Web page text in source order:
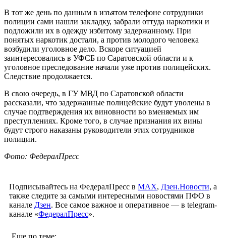
В тот же день по данным в изъятом телефоне сотрудники
полиции сами нашли закладку, забрали оттуда наркотики и
подложили их в одежду избитому задержанному. При
понятых наркотик достали, а против молодого человека
возбудили уголовное дело. Вскоре ситуацией
заинтересовались в УФСБ по Саратовской области и к
уголовное преследование начали уже против полицейских.
Следствие продолжается.
В свою очередь, в ГУ МВД по Саратовской области
рассказали, что задержанные полицейские будут уволены в
случае подтверждения их виновности во вменяемых им
преступлениях. Кроме того, в случае признания их вины
будут строго наказаны руководители этих сотрудников
полиции.
Фото: ФедералПресс
Подписывайтесь на ФедералПресс в МАХ, Дзен.Новости, а
также следите за самыми интересными новостями ПФО в
канале Дзен. Все самое важное и оперативное — в telegram-
канале «ФедералПресс».
Еще по теме: